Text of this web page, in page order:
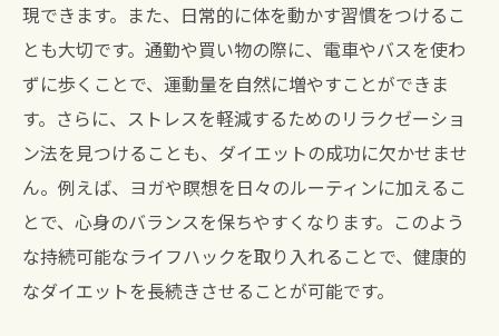
現できます。また、日常的に体を動かす習慣をつけるこ
とも大切です。通勤や買い物の際に、電車やバスを使わ
ずに歩くことで、運動量を自然に増やすことができま
す。さらに、ストレスを軽減するためのリラクゼーショ
ン法を見つけることも、ダイエットの成功に欠かせませ
ん。例えば、ヨガや瞑想を日々のルーティンに加えるこ
とで、心身のバランスを保ちやすくなります。このよう
な持続可能なライフハックを取り入れることで、健康的
なダイエットを長続きさせることが可能です。